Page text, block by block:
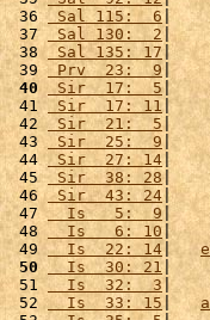
36 Sal 115:  6 |
37
Sal 130:  2|
38
Sal 135: 17 |
39 Prv  23:  9|
40
Sir  17:  5|
41
Sir  17: 11|
42
Sir  21:  5
43
Sir  25:  9
44 Sir  27: 14
45 Sir  38: 28
46 Sir  43: 24 |
47
  Is   5:  9
|
48
  Is   6: 10
|
49
  Is  22: 14
|
50
  Is  30: 21
|
51
  Is  32:  3
52
  Is  33: 15
|